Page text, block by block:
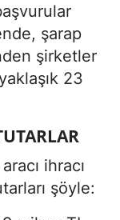
şarap
şirketler
23
ihracı
şöyle: